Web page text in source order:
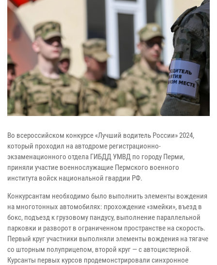
Во всероссийском конкурсе «Лучший водитель России» 2024,
который проходил на автодроме регистрационно-
экзаменационного отдела ГИБДД УМВД по городу Перми,
приняли участие военнослужащие Пермского военного
института войск национальной гвардии РФ.
Конкурсантам необходимо было выполнить элементы вождения
на многотонных автомобилях: прохождение «змейки», въезд в
бокс, подъезд к грузовому пандусу, выполнение параллельной
парковки и разворот в ограниченном пространстве на скорость.
Первый круг участники выполняли элементы вождения на тягаче
со шторным полуприцепом, второй круг — с автоцистерной.
Курсанты первых курсов продемонстрировали синхронное